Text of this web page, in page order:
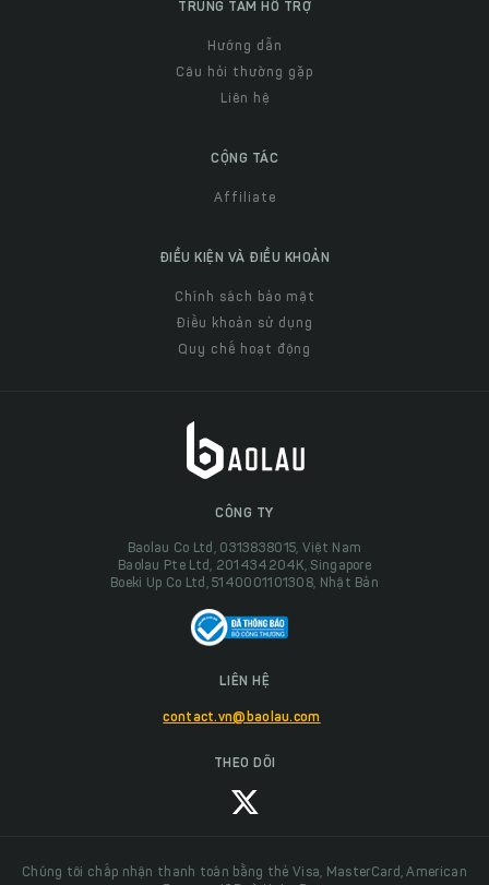
TRUNG TÂM HỖ TRỢ
Hướng dẫn
Câu hỏi thường gặp
Liên hệ
CỘNG TÁC
Affiliate
ĐIỀU KIỆN VÀ ĐIỀU KHOẢN
Chính sách bảo mật
Điều khoản sử dụng
Quy chế hoạt động
CÔNG TY
Baolau Co Ltd, 0313838015, Việt Nam
Baolau Pte Ltd, 201434204K, Singapore
Boeki Up Co Ltd, 5140001101308, Nhật Bản
LIÊN HỆ
contact.vn@baolau.com
THEO DÕI
Chúng tôi chấp nhận thanh toán bằng thẻ Visa, MasterCard, American